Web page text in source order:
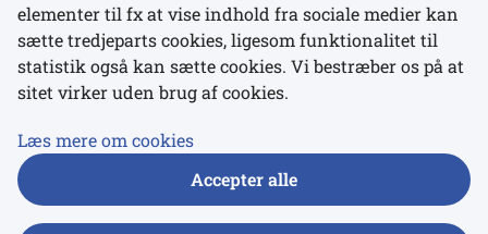
Links
Udgivelser
elementer til fx at vise indhold fra sociale medier kan
sætte tredjeparts cookies, ligesom funktionalitet til
statistik også kan sætte cookies. Vi bestræber os på at
sitet virker uden brug af cookies.
Læs mere om cookies
Accepter alle